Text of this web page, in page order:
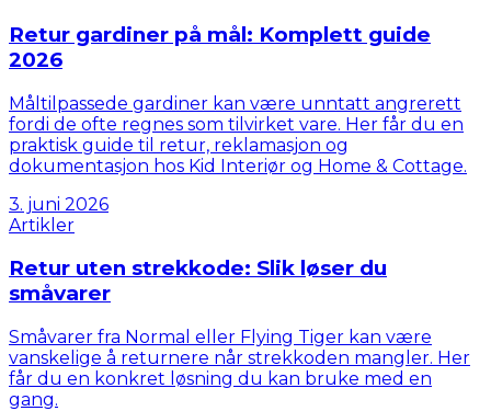
Retur gardiner på mål: Komplett guide
2026
Måltilpassede gardiner kan være unntatt angrerett
fordi de ofte regnes som tilvirket vare. Her får du en
praktisk guide til retur, reklamasjon og
dokumentasjon hos Kid Interiør og Home & Cottage.
3. juni 2026
Artikler
Retur uten strekkode: Slik løser du
småvarer
Småvarer fra Normal eller Flying Tiger kan være
vanskelige å returnere når strekkoden mangler. Her
får du en konkret løsning du kan bruke med en
gang.